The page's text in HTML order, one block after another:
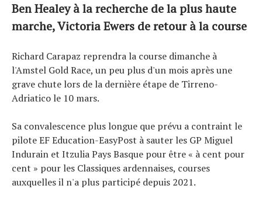
Ben Healey à la recherche de la plus haute
marche, Victoria Ewers de retour à la course
Richard Carapaz reprendra la course dimanche à
l'Amstel Gold Race, un peu plus d'un mois après une
grave chute lors de la dernière étape de Tirreno-
Adriatico le 10 mars.
Sa convalescence plus longue que prévu a contraint le
pilote EF Education-EasyPost à sauter les GP Miguel
Indurain et Itzulia Pays Basque pour être « à cent pour
cent » pour les Classiques ardennaises, courses
auxquelles il n'a plus participé depuis 2021.
Actualités
Technologies
Tests de produits
Tendances
Tous nos articles